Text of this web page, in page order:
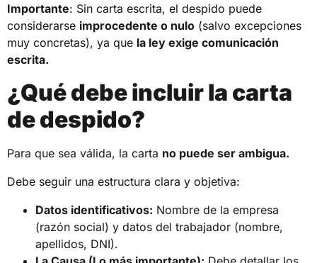
Importante: Sin carta escrita, el despido puede
considerarse improcedente o nulo (salvo excepciones
muy concretas), ya que la ley exige comunicación
escrita.
¿Qué debe incluir la carta
de despido?
Para que sea válida, la carta no puede ser ambigua.
Debe seguir una estructura clara y objetiva:
Datos identificativos: Nombre de la empresa
(razón social) y datos del trabajador (nombre,
apellidos, DNI).